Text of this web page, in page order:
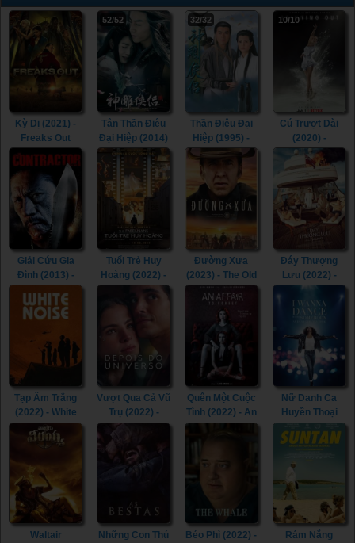
Kỳ Dị (2021) -
Freaks Out
(2021)
52/52
Tân Thần Điêu
Đại Hiệp (2014)
- The Romance
of the Condor
Heroes (2014)
32/32
Thần Điêu Đại
Hiệp (1995) -
Return of The
Condor Heroes
(1995)
10/10
Cú Trượt Dài
(2020) -
Spinning Out
(2020)
Giải Cứu Gia
Đình (2013) -
(2013)
Tuổi Trẻ Huy
Hoàng (2022) -
The Fabelmans
(2022)
Đường Xưa
(2023) - The Old
Way (2023)
Đáy Thượng
Lưu (2022) -
Triangle of
Sadness (2022)
Tạp Âm Trắng
(2022) - White
Noise (2022)
Vượt Qua Cả Vũ
Trụ (2022) -
Beyond the
Universe (2022)
Quên Một Cuộc
Tình (2022) - An
Affair to Forget
Nữ Danh Ca
Huyền Thoại
(2022) - Whitney
Houston: I
with Somebody
(2022)
Waltair
Những Con Thú
Béo Phì (2022) -
Rám Nắng